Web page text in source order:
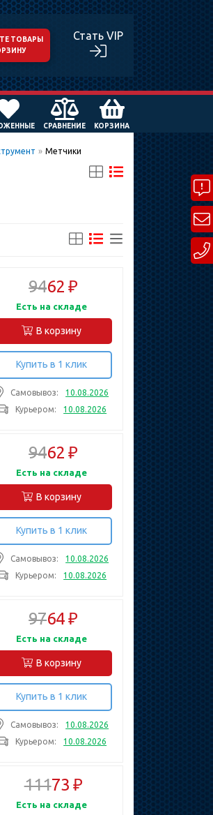
ТОВАРЫ
Стать VIP
СРАВНЕНИЕ КОРЗИНА
» Метчики
9462 ₽
Есть на складе
В корзину
Купить в 1 клик
Самовывоз:
10.08.2026
Курьером:
10.08.2026
9462 ₽
Есть на складе
В корзину
Купить в 1 клик
Самовывоз:
10.08.2026
Курьером:
10.08.2026
9764 ₽
Есть на складе
В корзину
Купить в 1 клик
Самовывоз:
10.08.2026
Курьером:
10.08.2026
11173 ₽
Есть на складе